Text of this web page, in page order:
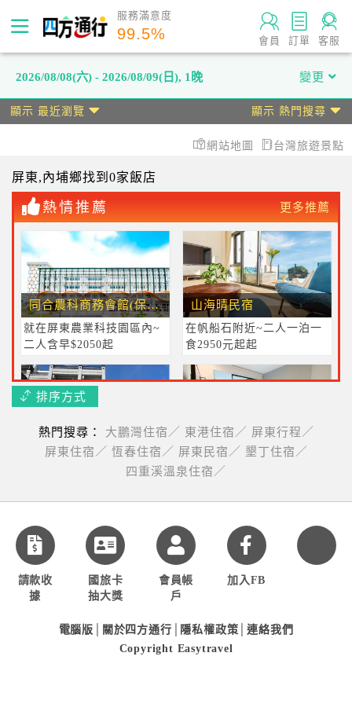
服務滿意度
99.5% 會員 訂單 客服
2026/08/08(六) - 2026/08/09(日), 1晚 變更
顯示 最近瀏覽 顯示 熱門搜尋
網站地圖 台灣旅遊景點
屏東,內埔鄉找到0家飯店
熱情推薦 更多推薦
同合農科商務會館(保證有車位)
就在屏東農業科技園區內~
二人含早$2050起
山海晴民宿
在帆船石附近~二人一泊一
食2950元起起
風海山會館 墾丁上好旅店
2000元起
排序方式
熱門搜尋： 大鵬灣住宿／ 東港住宿／ 屏東行程／
屏東住宿／ 恆春住宿／ 屏東民宿／ 墾丁住宿／
四重溪溫泉住宿／
請款收
據
國旅卡
抽大獎
會員帳
戶
加入FB
加入好
電腦版 關於四方通行 隱私權政策 │連絡我們
Copyright Easytravel